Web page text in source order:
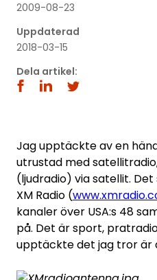
2009-08-23
Uppdaterad
2018-03-15
Dela artikel:
Jag upptäckte av en
utrustad med
(ljudradio) via satellit.
XM Radio (
kanaler över USA:s 48
på. Det är sport,
upptäckte det jag tror är